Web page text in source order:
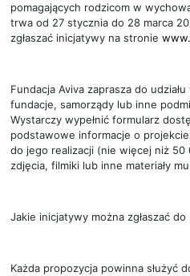
pomagających rodzicom w
trwa od 27 stycznia do 28 marca
zgłaszać inicjatywy na stronie
Fundacja Aviva zaprasza do
fundacje, samorządy lub inne
Wystarczy wypełnić formularz
podstawowe informacje o
do jego realizacji (nie więcej niż 50
zdjęcia, filmiki lub inne materiały
Jakie inicjatywy można zgłaszać do
Każda propozycja powinna służyć